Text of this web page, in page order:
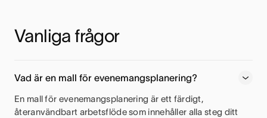
Vanliga frågor
Vad är en mall för evenemangsplanering?
En mall för evenemangsplanering är ett färdigt,
återanvändbart arbetsflöde som innehåller alla steg ditt